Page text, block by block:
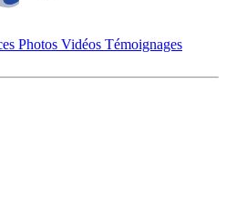
Photos Vidéos Témoignages